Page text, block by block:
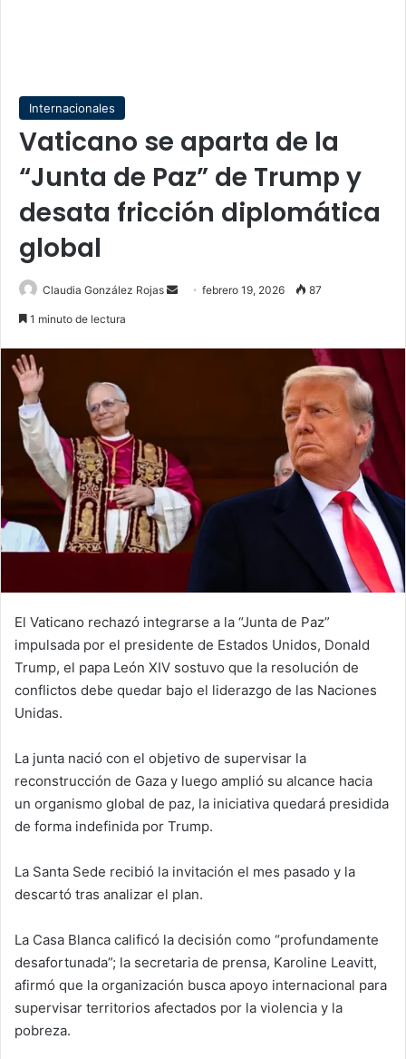
Internacionales
Vaticano se aparta de la
“Junta de Paz” de Trump y
desata fricción diplomática
global
Claudia González Rojas
Sendfebrero 19, 2026 87
1 minuto de lectura
El Vaticano rechazó integrarse a la “Junta de Paz”
impulsada por el presidente de Estados Unidos, Donald
Trump, el papa León XIV sostuvo que la resolución de
conflictos debe quedar bajo el liderazgo de las Naciones
Unidas.
La junta nació con el objetivo de supervisar la
reconstrucción de Gaza y luego amplió su alcance hacia
un organismo global de paz, la iniciativa quedará presidida
de forma indefinida por Trump.
La Santa Sede recibió la invitación el mes pasado y la
descartó tras analizar el plan.
La Casa Blanca calificó la decisión como “profundamente
desafortunada”; la secretaria de prensa, Karoline Leavitt,
afirmó que la organización busca apoyo internacional para
supervisar territorios afectados por la violencia y la
pobreza.